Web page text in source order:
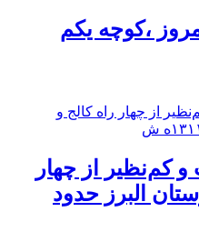
،کوچه یکم
کم‌نظیر از چهار
البرز حدود